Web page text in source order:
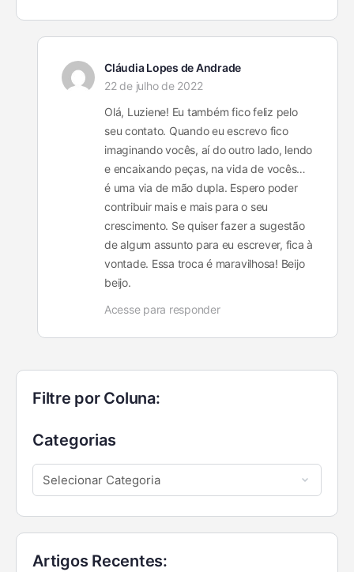
Cláudia Lopes de Andrade
22 de julho de 2022
Olá, Luziene! Eu também fico feliz pelo
seu contato. Quando eu escrevo fico
imaginando vocês, aí do outro lado, lendo
e encaixando peças, na vida de vocês…
é uma via de mão dupla. Espero poder
contribuir mais e mais para o seu
crescimento. Se quiser fazer a sugestão
de algum assunto para eu escrever, fica à
vontade. Essa troca é maravilhosa! Beijo
beijo.
Acesse para responder
Filtre por Coluna:
Categorias
Artigos Recentes: